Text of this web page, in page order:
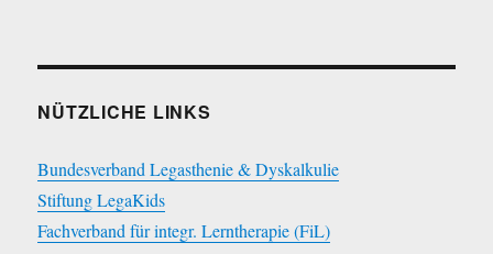
NÜTZLICHE LINKS
Bundesverband Legasthenie & Dyskalkulie
Stiftung LegaKids
Fachverband für integr. Lerntherapie (FiL)